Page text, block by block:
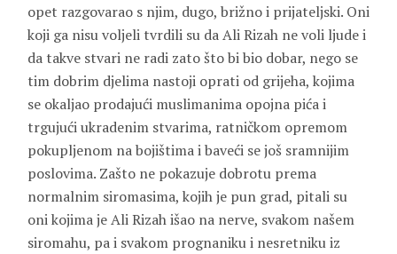
opet razgovarao s njim, dugo, brižno i prijateljski. Oni
koji ga nisu voljeli tvrdili su da Ali Rizah ne voli ljude i
da takve stvari ne radi zato što bi bio dobar, nego se
tim dobrim djelima nastoji oprati od grijeha, kojima
se okaljao prodajući muslimanima opojna pića i
trgujući ukradenim stvarima, ratničkom opremom
pokupljenom na bojištima i baveći se još sramnijim
poslovima. Zašto ne pokazuje dobrotu prema
normalnim siromasima, kojih je pun grad, pitali su
oni kojima je Ali Rizah išao na nerve, svakom našem
siromahu, pa i svakom prognaniku i nesretniku iz